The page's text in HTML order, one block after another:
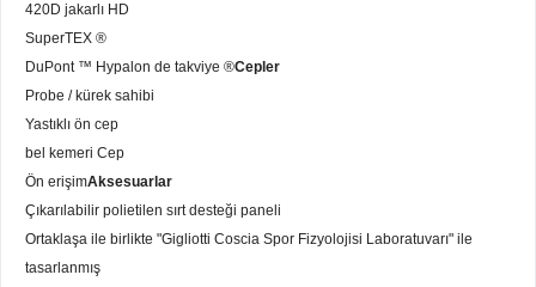
420D jakarlı HD
SuperTEX ®
DuPont ™ Hypalon de takviye ®Cepler
Probe / kürek sahibi
Yastıklı ön cep
bel kemeri Cep
Ön erişimAksesuarlar
Çıkarılabilir polietilen sırt desteği paneli
Ortaklaşa ile birlikte "Gigliotti Coscia Spor Fizyolojisi Laboratuvarı" ile
tasarlanmış